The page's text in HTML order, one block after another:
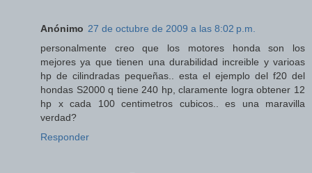
Anónimo 27 de octubre de 2009 a las 8:02 p.m.
personalmente creo que los motores honda son los
mejores ya que tienen una durabilidad increible y varioas
hp de cilindradas pequeñas.. esta el ejemplo del f20 del
hondas S2000 q tiene 240 hp, claramente logra obtener 12
hp x cada 100 centimetros cubicos.. es una maravilla
verdad?
Responder